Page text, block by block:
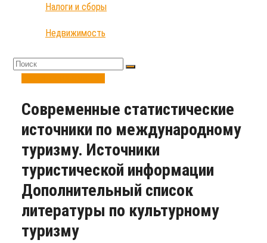
Налоги и сборы
Недвижимость
Современные статистические
источники по международному
туризму. Источники
туристической информации
Дополнительный список
литературы по культурному
туризму